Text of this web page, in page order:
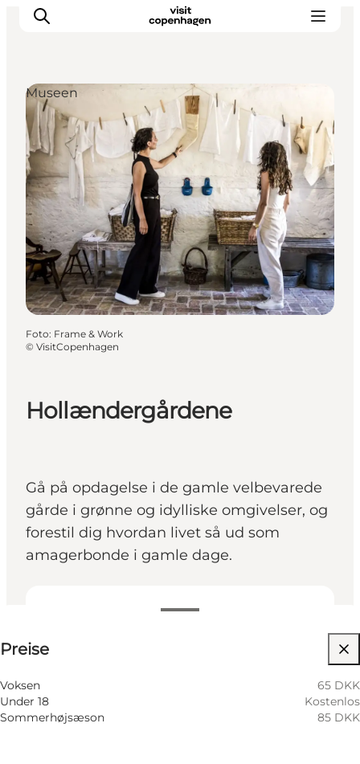
Aktivitäten
Essen und Trinken
Planen
Hollændergårdene
Gå på opdagelse i de gamle velbevarede
gårde i grønne og idylliske omgivelser, og
forestil dig hvordan livet så ud som
amagerbonde i gamle dage.
Preise
Voksen
65 DKK
Under 18
Kostenlos
Sommerhøjsæson
85 DKK
Museen
Foto: Frame & Work
© VisitCopenhagen